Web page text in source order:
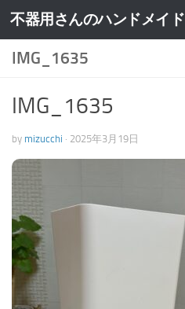
不器用さんのハンドメイド
IMG_1635
IMG_1635
by mizucchi · 2025年3月19日